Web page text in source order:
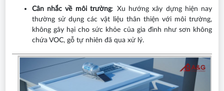
Cân nhắc về môi trường: Xu hướng xây dựng hiện nay
thường sử dụng các vật liệu thân thiện với môi trường,
không gây hại cho sức khỏe của gia đình như sơn không
chứa VOC, gỗ tự nhiên đã qua xử lý.